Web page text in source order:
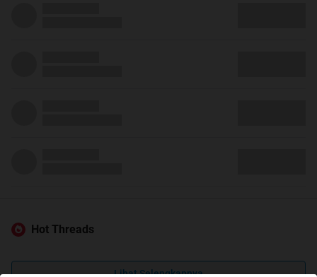
Hot Threads
Lihat Selengkapnya